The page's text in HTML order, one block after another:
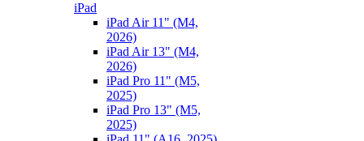
iPad
iPad Air 11" (M4,
2026)
iPad Air 13" (M4,
2026)
iPad Pro 11" (M5,
2025)
iPad Pro 13" (M5,
2025)